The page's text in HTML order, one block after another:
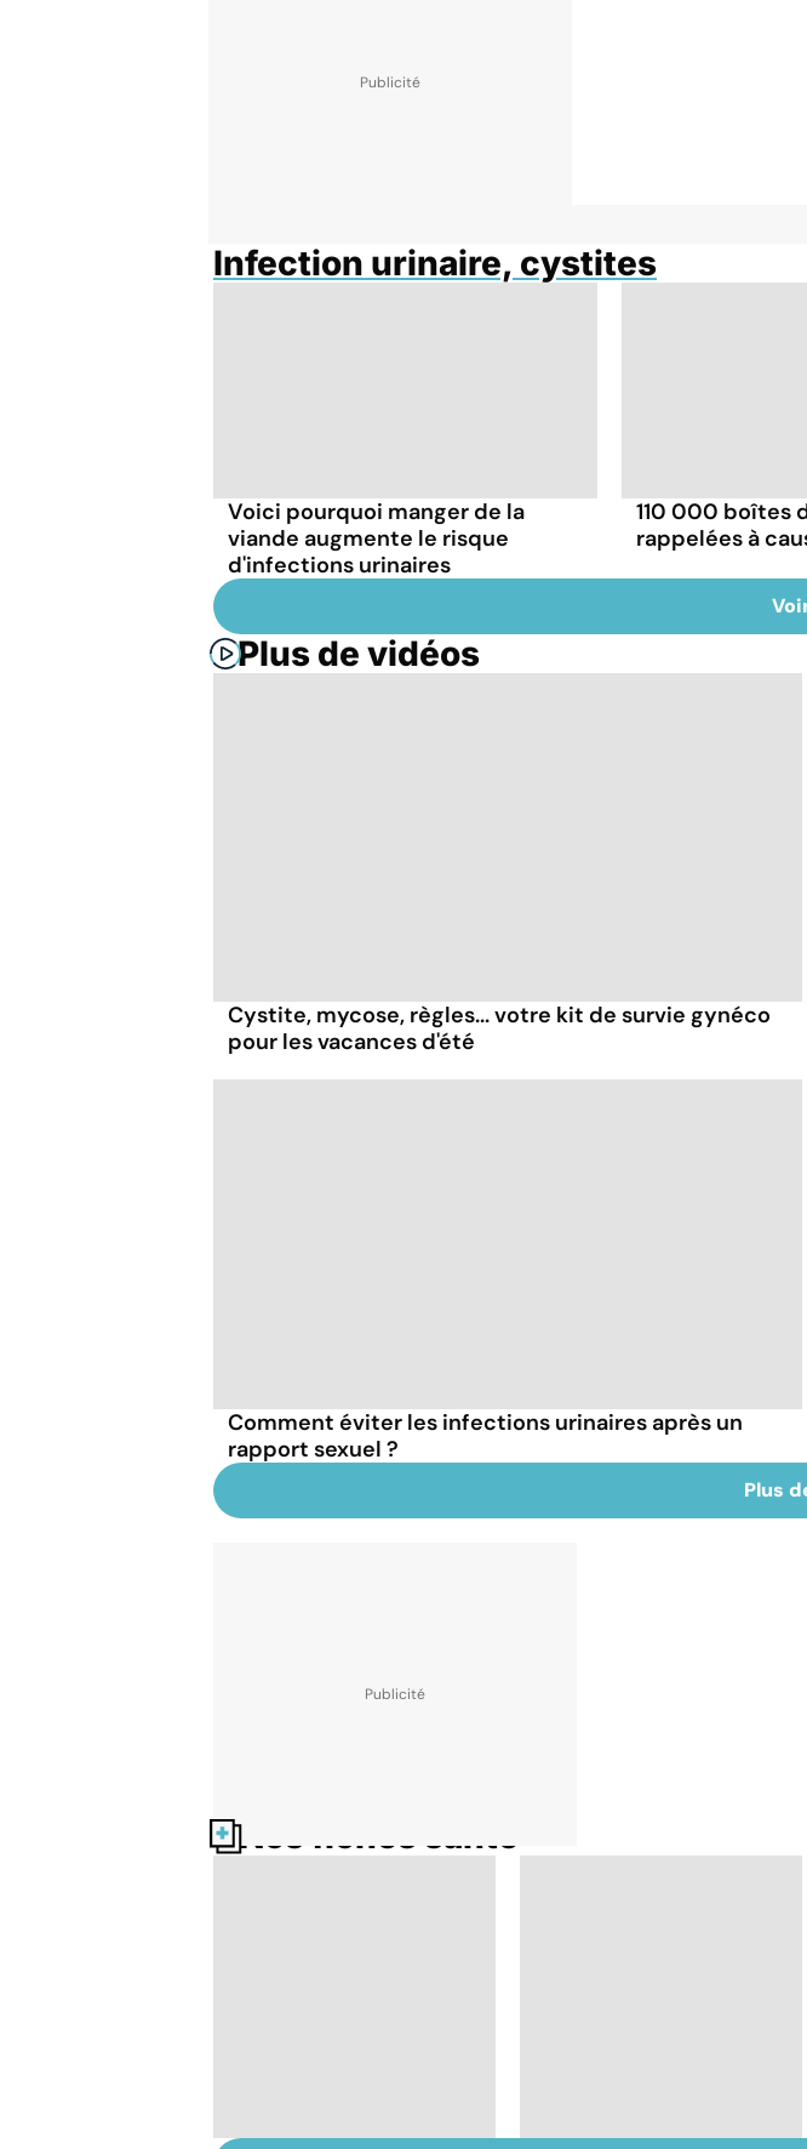
Infection urinaire, cystites
Voici pourquoi manger de la
viande augmente le risque
d'infections urinaires
110 000 boîtes
rappelées à
Plus de vidéos
Cystite, mycose, règles... votre kit de survie gynéco
pour les vacances d'été
Comment éviter les infections urinaires après un
rapport sexuel ?
Plus
Nos fiches santé